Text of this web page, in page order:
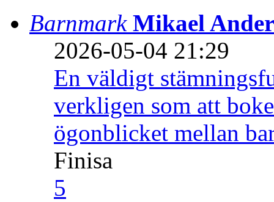
Barnmark Mikael
2026-05-04 21:29
En väldigt
verkligen som att
ögonblicket mellan
Finisa
5